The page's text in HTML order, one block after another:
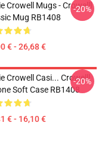
Crowell Mugs - Crowelll
Mug RB1408
€ - 26,68 €
-20%
Crowell Casi... Crowelll
Soft Case RB1408
€ - 16,10 €
-20%